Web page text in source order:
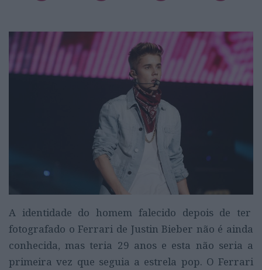
A identidade do homem falecido depois de ter
fotografado o Ferrari de Justin Bieber não é ainda
conhecida, mas teria 29 anos e esta não seria a
primeira vez que seguia a estrela pop. O Ferrari